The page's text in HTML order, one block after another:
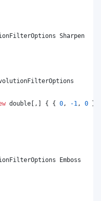
Sharpen
double [ , ] { { 0 , -1 , 0 }
Emboss